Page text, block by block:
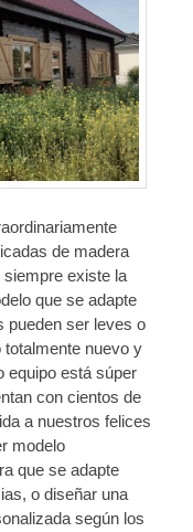
de madera
existe la
que se adapte
pueden ser leves o
totalmente nuevo y
equipo está súper
con cientos de
a nuestros felices
modelo
que se adapte
o diseñar una
según los